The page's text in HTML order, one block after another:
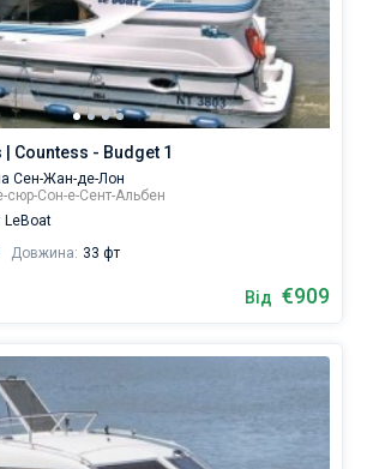
| Countess - Budget 1
Сен-Жан-де-Лон
сюр-Сон-е-Сент-Альбен
LeBoat
Довжина: 33 фт
Від €909